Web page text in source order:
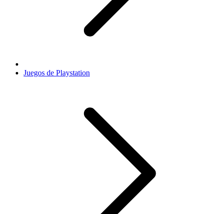
Juegos de Playstation